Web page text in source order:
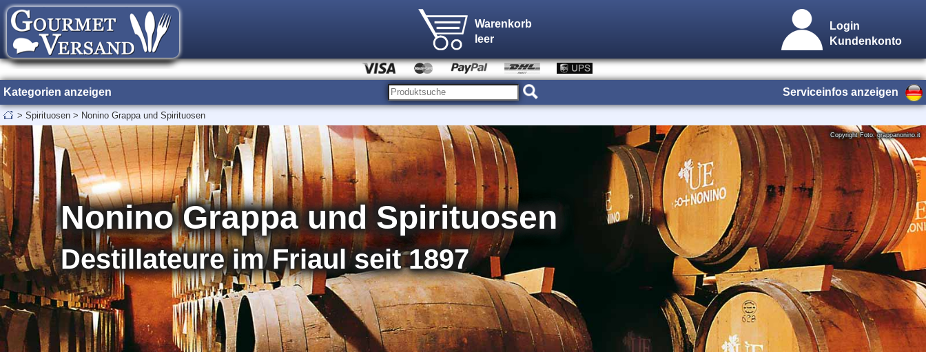
Warenkorb
leer
Login
Kundenkonto
Kategorien anzeigen Serviceinfos anzeigen
> Spirituosen > Nonino Grappa und Spirituosen
Nonino Grappa und Spirituosen
Destillateure im Friaul seit 1897
Copyright Foto: grappanonino.it